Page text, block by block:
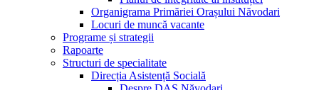
Organigrama Primăriei Orașului Năvodari
Locuri de muncă vacante
Programe și strategii
Rapoarte
Structuri de specialitate
Direcția Asistență Socială